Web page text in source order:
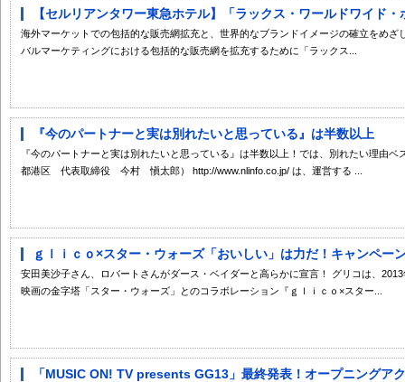
【セルリアンタワー東急ホテル】「ラックス・ワールドワイド
海外マーケットでの包括的な販売網拡充と、世界的なブランドイメージの確立をめ
バルマーケティングにおける包括的な販売網を拡充するために「ラックス...
『今のパートナーと実は別れたいと思っている』は半数以上
『今のパートナーと実は別れたいと思っている』は半数以上！では、別れたい理由
都港区 代表取締役 今村 愼太郎） http://www.nlinfo.co.jp/ は、運営する ...
ｇｌｉｃｏ×スター・ウォーズ「おいしい」は力だ！キャンペー
安田美沙子さん、ロバートさんがダース・ベイダーと高らかに宣言！ グリコは、
映画の金字塔「スター・ウォーズ」とのコラボレーション『ｇｌｉｃｏ×スター...
「MUSIC ON! TV presents GG13」最終発表！オープニングア